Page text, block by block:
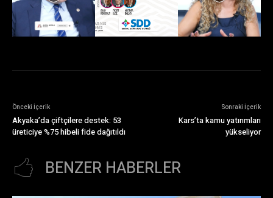
Önceki İçerik
Akyaka’da çiftçilere destek: 53
üreticiye %75 hibeli fide dağıtıldı
Sonraki İçerik
Kars’ta kamu yatırımları
yükseliyor
BENZER HABERLER